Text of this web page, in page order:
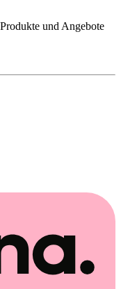
und Angebote